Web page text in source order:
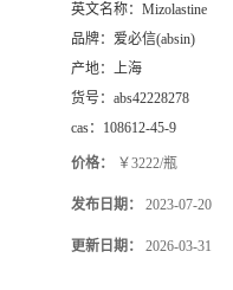
英文名称： Mizolastine
品牌： 爱必信(absin)
产地： 上海
货号： abs42228278
cas： 108612-45-9
价格： ￥3222/瓶
发布日期： 2023-07-20
更新日期： 2026-03-31